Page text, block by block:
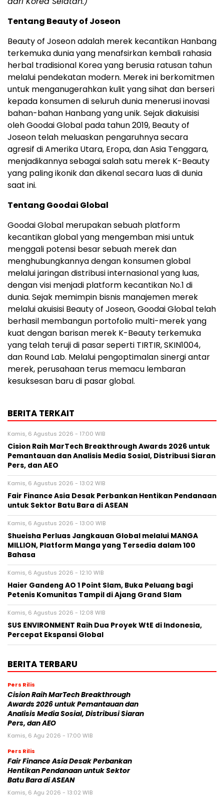
Tentang Beauty of Joseon
Beauty of Joseon adalah merek kecantikan Hanbang
terkemuka dunia yang menafsirkan kembali rahasia
herbal tradisional Korea yang berusia ratusan tahun
melalui pendekatan modern. Merek ini berkomitmen
untuk menganugerahkan kulit yang sihat dan berseri
kepada konsumen di seluruh dunia menerusi inovasi
bahan-bahan Hanbang yang unik. Sejak diakuisisi
oleh Goodai Global pada tahun 2019, Beauty of
Joseon telah meluaskan pengaruhnya secara
agresif di Amerika Utara, Eropa, dan Asia Tenggara,
menjadikannya sebagai salah satu merek K-Beauty
yang paling ikonik dan dikenal secara luas di dunia
saat ini.
Tentang Goodai Global
Goodai Global merupakan sebuah platform
kecantikan global yang mengemban misi untuk
menggali potensi besar sebuah merek dan
menghubungkannya dengan konsumen global
melalui jaringan distribusi internasional yang luas,
dengan visi menjadi platform kecantikan No.1 di
dunia. Sejak memimpin bisnis manajemen merek
melalui akuisisi Beauty of Joseon, Goodai Global telah
berhasil membangun portofolio multi-merek yang
kuat dengan barisan merek K-Beauty terkemuka
yang telah teruji di pasar seperti TIRTIR, SKIN1004,
dan Round Lab. Melalui pengoptimalan sinergi antar
merek, perusahaan terus memacu lembaran
kesuksesan baru di pasar global.
BERITA TERKAIT
Kamis, 6 Agustus 2026 - 17:00 WIB
Cision Raih MarTech Breakthrough Awards 2026 untuk
Pemantauan dan Analisis Media Sosial, Distribusi Siaran
Pers, dan AEO
Kamis, 6 Agustus 2026 - 13:02 WIB
Fair Finance Asia Desak Perbankan Hentikan Pendanaan
untuk Sektor Batu Bara di ASEAN
Kamis, 6 Agustus 2026 - 13:00 WIB
Shueisha Perluas Jangkauan Global melalui MANGA
MILLION, Platform Manga yang Tersedia dalam 100
Bahasa
Kamis, 6 Agustus 2026 - 12:10 WIB
Haier Gandeng AO 1 Point Slam, Buka Peluang bagi
Petenis Komunitas Tampil di Ajang Grand Slam
Kamis, 6 Agustus 2026 - 12:08 WIB
SUS ENVIRONMENT Raih Dua Proyek WtE di Indonesia,
Percepat Ekspansi Global
BERITA TERBARU
Pers Rilis
Cision Raih MarTech Breakthrough
Awards 2026 untuk Pemantauan dan
Analisis Media Sosial, Distribusi Siaran
Pers, dan AEO
Kamis, 6 Agu 2026 - 17:00 WIB
Pers Rilis
Fair Finance Asia Desak Perbankan
Hentikan Pendanaan untuk Sektor
Batu Bara di ASEAN
Kamis, 6 Agu 2026 - 13:02 WIB